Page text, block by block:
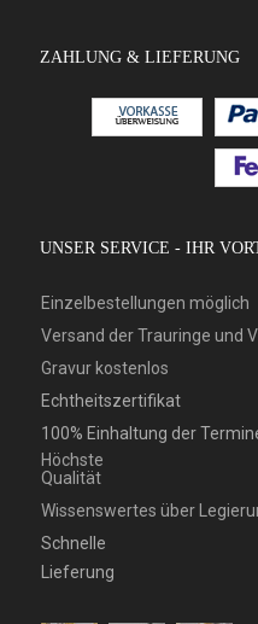
ZAHLUNG & LIEFERUNG
UNSER SERVICE - IHR
Einzelbestellungen möglich
Versand der Trauringe und
Gravur kostenlos
Echtheitszertifikat
100% Einhaltung der
Höchste
Qualität
Wissenswertes über
Schnelle
Lieferung